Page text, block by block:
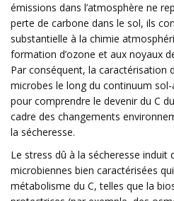
émissions dans l’atmosphère ne
perte de carbone dans le sol, ils
substantielle à la chimie
formation d’ozone et aux noyaux
Par conséquent, la caractérisation
microbes le long du continuum
pour comprendre le devenir du C
cadre des changements
la sécheresse.
Le stress dû à la sécheresse induit
microbiennes bien caractérisées
métabolisme du C, telles que la